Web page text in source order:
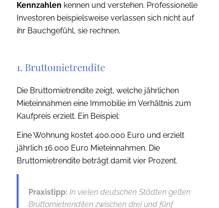
Kennzahlen kennen und verstehen. Professionelle
Investoren beispielsweise verlassen sich nicht auf
ihr Bauchgefühl, sie rechnen.
1. Bruttomietrendite
Die Bruttomietrendite zeigt, welche jährlichen
Mieteinnahmen eine Immobilie im Verhältnis zum
Kaufpreis erzielt. Ein Beispiel:
Eine Wohnung kostet 400.000 Euro und erzielt
jährlich 16.000 Euro Mieteinnahmen. Die
Bruttomietrendite beträgt damit vier Prozent.
Praxistipp: In vielen deutschen Städten gelten
Bruttomietrenditen zwischen drei und fünf